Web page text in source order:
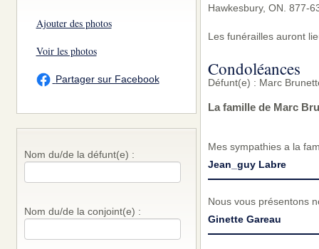
Ajouter des photos
Voir les photos
Partager sur Facebook
Nom du/de la défunt(e) :
Nom du/de la conjoint(e) :
Hawkesbury, ON. 877-
Les funérailles auront
Condoléances
Défunt(e) : Marc
La famille de Marc
Mes sympathies a la
Jean_guy Labre
Nous vous présentons
Ginette Gareau